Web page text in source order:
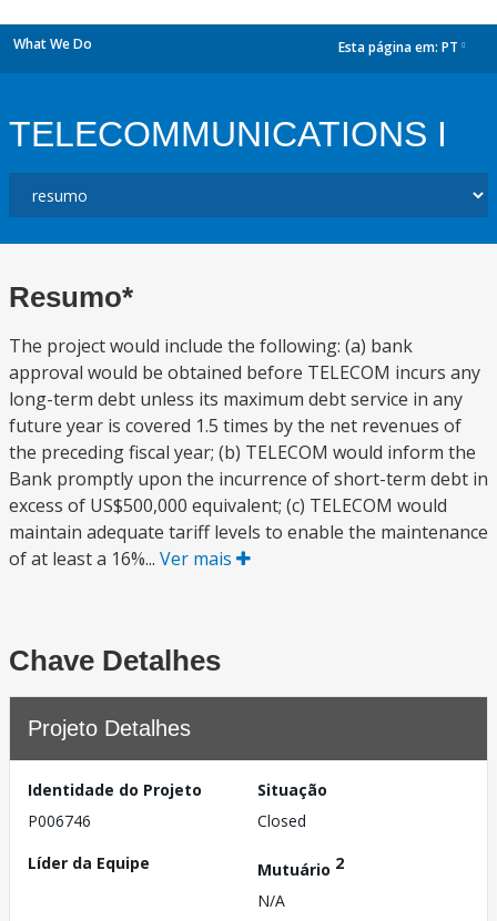
What We Do Esta página em: PT
TELECOMMUNICATIONS I
Resumo*
The project would include the following: (a) bank
approval would be obtained before TELECOM incurs any
long-term debt unless its maximum debt service in any
future year is covered 1.5 times by the net revenues of
the preceding fiscal year; (b) TELECOM would inform the
Bank promptly upon the incurrence of short-term debt in
excess of US$500,000 equivalent; (c) TELECOM would
maintain adequate tariff levels to enable the maintenance
of at least a 16%... Ver mais
Chave Detalhes
Projeto Detalhes
Identidade do Projeto
P006746
Situação
Closed
Líder da Equipe
Mutuário 2
N/A